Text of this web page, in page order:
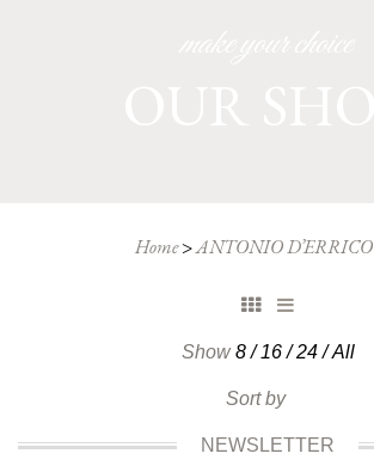
Home>ANTONIO D’ERRICO
Show 8/ 16/ 24/ All
Sort by
NEWSLETTER